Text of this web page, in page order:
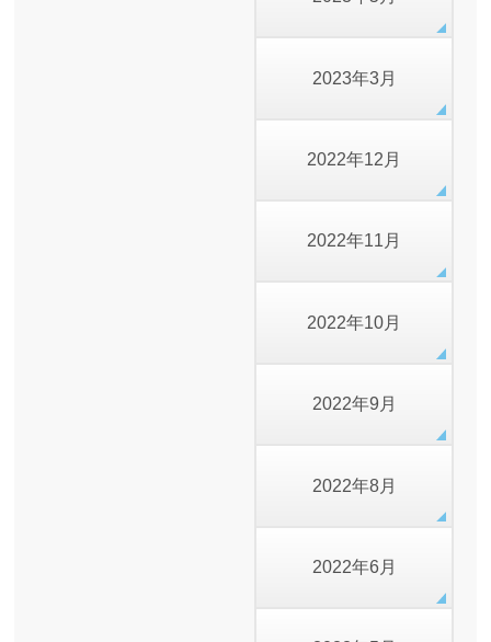
2023年3月
2022年12月
2022年11月
2022年10月
2022年9月
2022年8月
2022年6月